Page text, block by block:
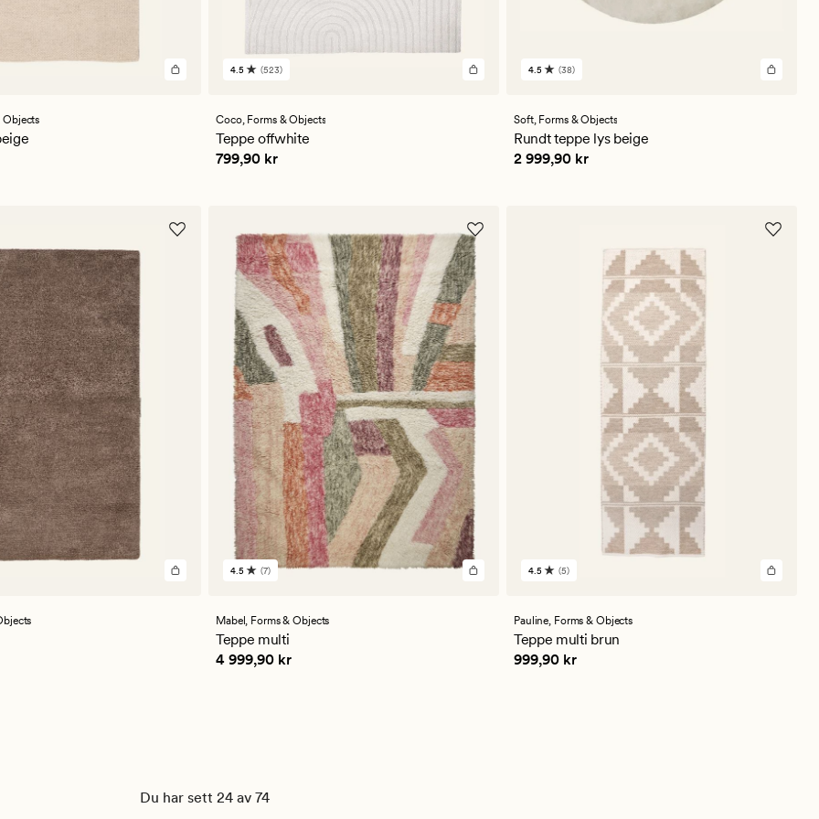
Objects
523
en
gjennomsnittlig
vurdering
på
4.5 (523)
Coco, Forms & Objects
Teppe offwhite
Pris 799,90 kr
799,90 kr
38
en
gjennomsnittlig
vurdering
på
4.5 (38)
Soft, Forms & Objects
Rundt teppe lys beige
Pris 2 999,90 kr
2 999,90 kr
7
en
gjennomsnittlig
vurdering
på
4.5 (7)
Mabel, Forms & Objects
Teppe multi
Pris 4 999,90 kr
4 999,90 kr
5
en
gjennomsnittlig
vurdering
på
4.5 (5)
Pauline, Forms & Objects
Teppe multi brun
Pris 999,90 kr
999,90 kr
Du har sett 24 av 74